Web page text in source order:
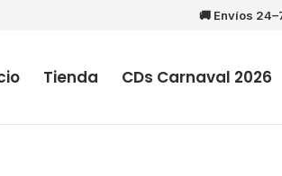
🚚 Envíos
Tienda CDs Carnaval 2026